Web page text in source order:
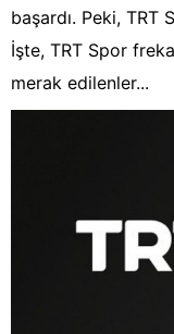
başardı. Peki, TRT
İşte, TRT Spor
merak edilenler...